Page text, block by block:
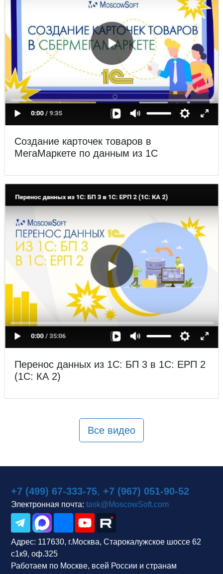
Создание карточек товаров в
МегаМаркете по данным из 1С
Перенос данных из 1С: БП 3 в 1С: ЕРП 2
(1С: КА 2)
Все видео
+7 (499) 67-333-75, +7 (967) 051-90-52
Электронная почта: task@MoscowSoft.com
Адрес: 117630, г.Москва, Старокалужское шоссе 62
с1к9, оф.325
Работаем по Москве, всей России и странам